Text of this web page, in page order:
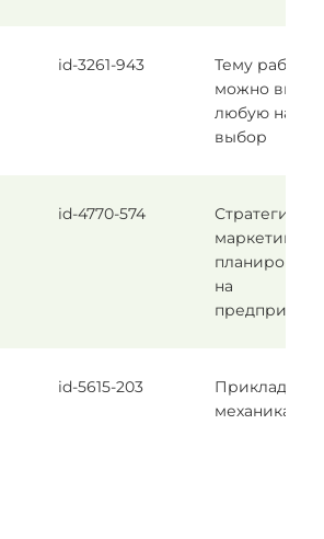
id-3261-943
Тему работы
можно
любую на
выбор
id-4770-574
на
предприятии
id-5615-203
Прикладная
механика